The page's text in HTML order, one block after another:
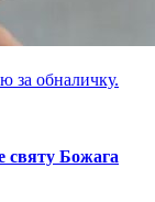
за обналичку.
святу Божага